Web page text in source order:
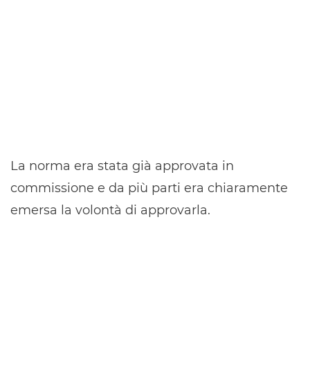
La norma era stata già approvata in
commissione e da più parti era chiaramente
emersa la volontà di approvarla.